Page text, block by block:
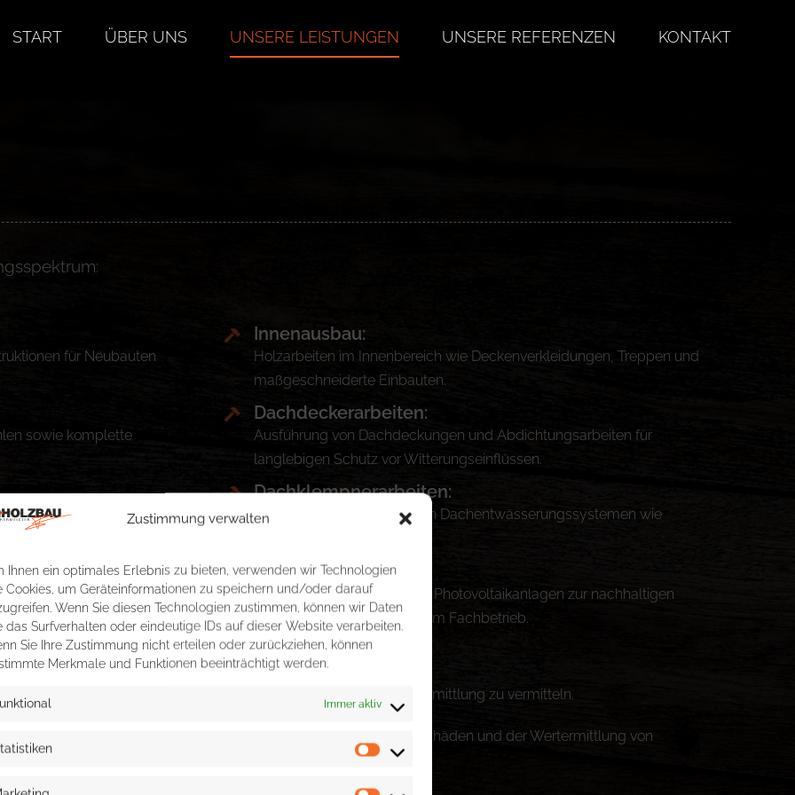
Zustimmung verwalten
Ihnen ein optimales Erlebnis zu bieten, verwenden wir Technologien
Cookies, um Geräteinformationen zu speichern und/oder darauf
Wenn Sie diesen Technologien zustimmen, können wir Daten
das Surfverhalten oder eindeutige IDs auf dieser Website verarbeiten.
Sie Ihre Zustimmung nicht erteilen oder zurückziehen, können
Merkmale und Funktionen beeinträchtigt werden.
Immer aktiv
START ÜBER UNS UNSERE LEISTUNGEN UNSERE REFERENZEN KONTAKT
für Neubauten
sowie komplette
an die Optik
Balkonen für ein
Innenausbau:
Holzarbeiten im Innenbereich wie Deckenverkleidungen, Treppen und
maßgeschneiderte Einbauten.
Dachdeckerarbeiten:
Ausführung von Dachdeckungen und Abdichtungsarbeiten für
langlebigen Schutz vor Witterungseinflüssen.
Dachklempnerarbeiten:
Installation und Wartung von Dachentwässerungssystemen wie
PV-Anlagen:
Verkauf und Installation von Photovoltaikanlagen zur nachhaltigen
Energiegewinnung direkt vom Fachbetrieb.
der Lage Sachverständige für Schäden an Gebäuden und Wertermittlung zu vermitteln.
unabhängige Unterstützung bei der Beurteilung von Gebäudeschäden und der Wertermittlung von
von Bauschäden sowie Ermittlung der Schadensursachen.